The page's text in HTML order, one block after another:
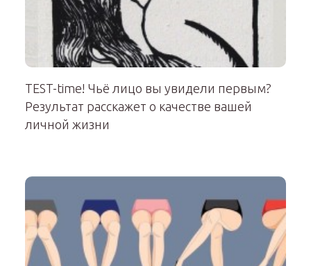
TEST-time! Чьё лицо вы увидели первым?
Результат расскажет о качестве вашей
личной жизни